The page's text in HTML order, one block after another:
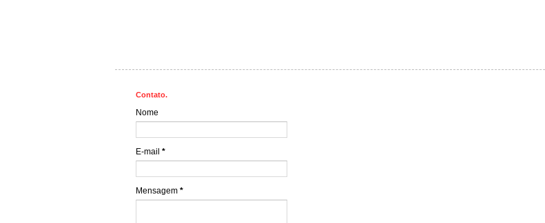
Contato.
Nome
E-mail *
Mensagem *